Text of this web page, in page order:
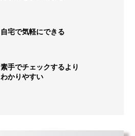
自宅で気軽にできる
素手でチェックするより
わかりやすい